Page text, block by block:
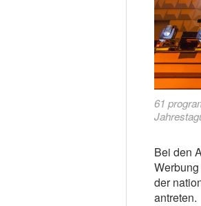
61
Bei den
der
antreten.